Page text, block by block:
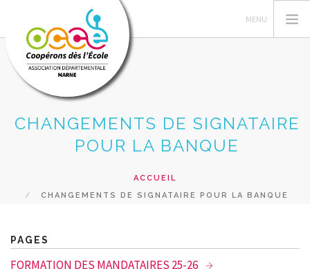
VOTRE AD51
PEDAGOGIE COOPERATIVE
RECHERCHER
CHANGEMENTS DE SIGNATAIRE
POUR LA BANQUE
ACCUEIL
CHANGEMENTS DE SIGNATAIRE POUR LA BANQUE
PAGES
FORMATION DES MANDATAIRES 25-26